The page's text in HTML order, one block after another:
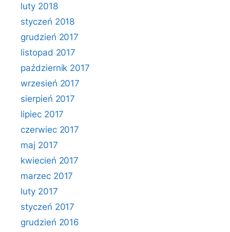
luty 2018
styczeń 2018
grudzień 2017
listopad 2017
październik 2017
wrzesień 2017
sierpień 2017
lipiec 2017
czerwiec 2017
maj 2017
kwiecień 2017
marzec 2017
luty 2017
styczeń 2017
grudzień 2016